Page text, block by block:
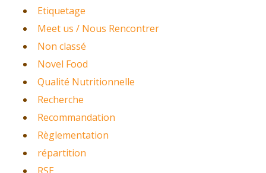
Etiquetage
Meet us / Nous Rencontrer
Non classé
Novel Food
Qualité Nutritionnelle
Recherche
Recommandation
Règlementation
répartition